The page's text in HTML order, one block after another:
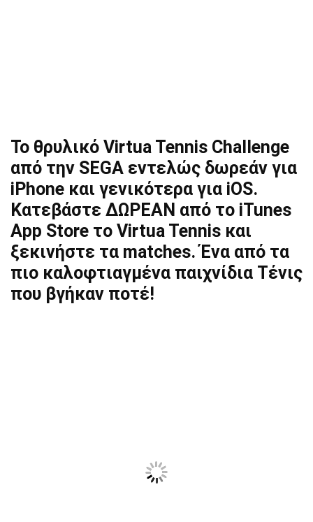
Το θρυλικό Virtua Tennis Challenge
από την SEGA εντελώς δωρεάν για
iPhone και γενικότερα για iOS.
Κατεβάστε ΔΩΡΕΑΝ από το iTunes
Αpp Store το Virtua Tennis και
ξεκινήστε τα matches. Ένα από τα
πιο καλοφτιαγμένα παιχνίδια Τένις
που βγήκαν ποτέ!